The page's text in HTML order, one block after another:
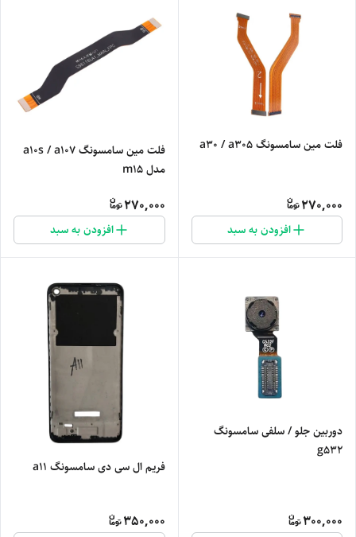
فلت مین سامسونگ a30 / a305
270,000
افزودن به سبد
فلت مین سامسونگ a10s / a107
مدل m15
270,000
افزودن به سبد
دوربین جلو / سلفی سامسونگ
g532
300,000
فریم ال سی دی سامسونگ a11
350,000